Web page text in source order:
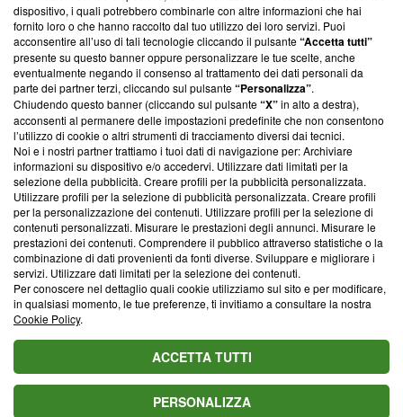
ancora membro del programma, ma ha richiesto di farne
parte; Trust Project non ha ancora effettuato una verifica di
conformità agli standard.
Su di noi
Team editoriale
Corporate
Redazione
Informativa Privacy
Cookie Policy
Blasting SA, IDI CHE-247.845.224, Via Carlo Frasca, 3 - 6900
Lugano (Svizzera) Tel:+39 0690258937
© 2026 Blasting News
dispositivo, i quali potrebbero combinarle con altre informazioni che hai
fornito loro o che hanno raccolto dal tuo utilizzo dei loro servizi. Puoi
acconsentire all’uso di tali tecnologie cliccando il pulsante“Accetta tutti”
presente su questo banner oppure personalizzare le tue scelte, anche
eventualmente negando il consenso al trattamento dei dati personali da
parte dei partner terzi, cliccando sul pulsante“Personalizza”.
Chiudendo questo banner (cliccando sul pulsante“X”in alto a destra),
acconsenti al permanere delle impostazioni predefinite che non consentono
l’utilizzo di cookie o altri strumenti di tracciamento diversi dai tecnici.
Noi e i nostri partner trattiamo i tuoi dati di navigazione per: Archiviare
informazioni su dispositivo e/o accedervi. Utilizzare dati limitati per la
selezione della pubblicità. Creare profili per la pubblicità personalizzata.
Utilizzare profili per la selezione di pubblicità personalizzata. Creare profili
per la personalizzazione dei contenuti. Utilizzare profili per la selezione di
contenuti personalizzati. Misurare le prestazioni degli annunci. Misurare le
prestazioni dei contenuti. Comprendere il pubblico attraverso statistiche o la
combinazione di dati provenienti da fonti diverse. Sviluppare e migliorare i
servizi. Utilizzare dati limitati per la selezione dei contenuti.
Per conoscere nel dettaglio quali cookie utilizziamo sul sito e per modificare,
in qualsiasi momento, le tue preferenze, ti invitiamo a consultare la nostra
Cookie Policy.
ACCETTA TUTTI
PERSONALIZZA